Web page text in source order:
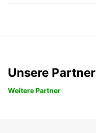
Unsere Partner
Weitere Partner